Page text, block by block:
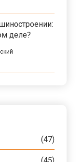
деле?
(47)